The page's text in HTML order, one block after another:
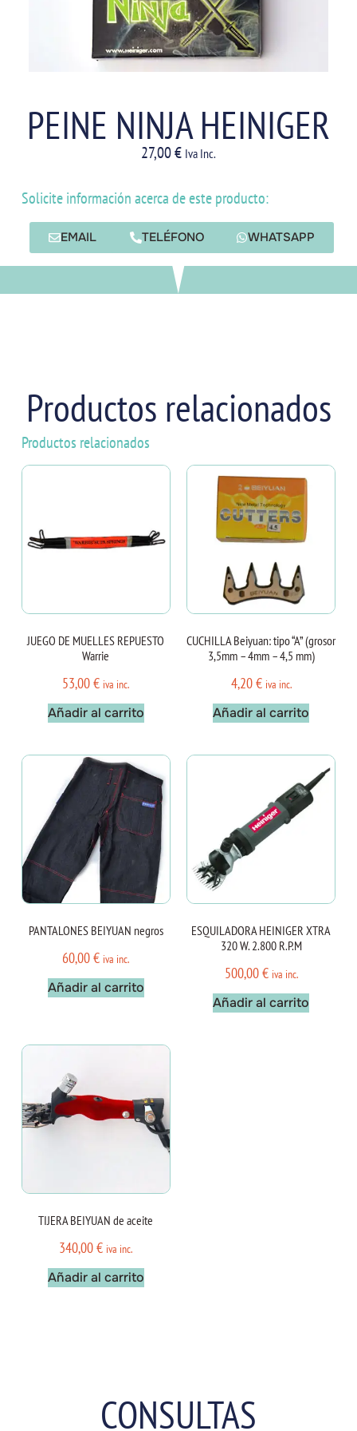
PEINE NINJA HEINIGER
27,00€ Iva Inc.
Solicite información acerca de este producto:
EMAIL TELÉFONO WHATSAPP
Productos relacionados
Productos relacionados
JUEGO DE MUELLES REPUESTO
Warrie
53,00€ iva inc.
Añadir al carrito
CUCHILLA Beiyuan: tipo “A” (grosor
3,5mm – 4mm – 4,5 mm)
4,20€ iva inc.
Añadir al carrito
PANTALONES BEIYUAN negros
60,00€ iva inc.
Añadir al carrito
ESQUILADORA HEINIGER XTRA
320 W. 2.800 R.P.M
500,00€ iva inc.
Añadir al carrito
TIJERA BEIYUAN de aceite
340,00€ iva inc.
Añadir al carrito
CONSULTAS